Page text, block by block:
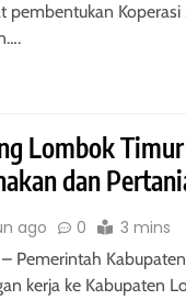
pembentukan
Lombok
dan
ago 0 3 mins
Pemerintah
kerja ke Kabupaten